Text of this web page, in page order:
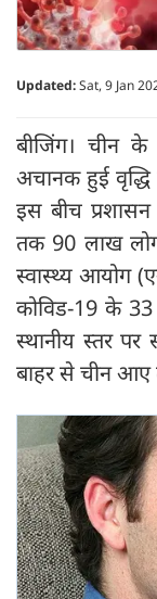
Updated:Sat, 9 Jan
बीजिंग। चीन
अचानक हुई वृद्धि
इस बीच
तक 90 लाख
स्वास्थ्य आयोग
कोविड-19 के
स्थानीय स्तर
बाहर से चीन आए